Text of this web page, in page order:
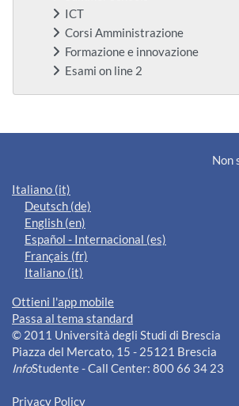
ICT
Corsi Amministrazione
Formazione e innovazione
Esami on line 2
Blocchi supplementari
Non
Italiano ‎(it)‎
Deutsch ‎(de)‎
English ‎(en)‎
Español - Internacional ‎(es)‎
Français ‎(fr)‎
Italiano ‎(it)‎
Ottieni l'app mobile
Passa al tema standard
© 2011 Università degli Studi di Brescia
Piazza del Mercato, 15 - 25121 Brescia
InfoStudente - Call Center: 800 66 34 23
Privacy Policy